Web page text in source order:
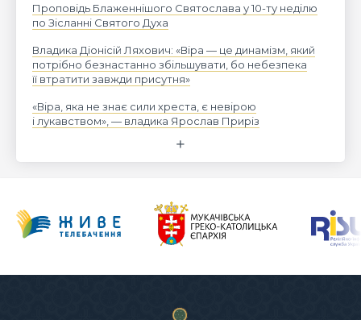
Проповідь Блаженнішого Святослава у 10-ту неділю
по Зісланні Святого Духа
Владика Діонісій Ляхович: «Віра — це динамізм, який
потрібно безнастанно збільшувати, бо небезпека
її втратити завжди присутня»
«Віра, яка не знає сили хреста, є невірою
і лукавством», — владика Ярослав Приріз